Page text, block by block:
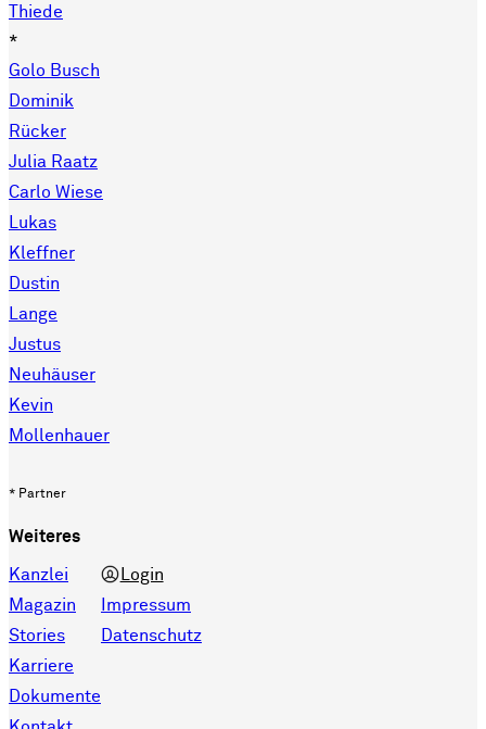
Thiede
*
Golo Busch
Dominik
Rücker
Julia Raatz
Carlo Wiese
Lukas
Kleffner
Dustin
Lange
Justus
Neuhäuser
Kevin
Mollenhauer
* Partner
Weiteres
Kanzlei
Magazin
Stories
Karriere
Dokumente
Login
Impressum
Datenschutz